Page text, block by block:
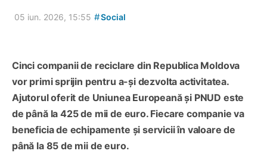
05 iun. 2026, 15:55 #Social
Cinci companii de reciclare din Republica Moldova
vor primi sprijin pentru a-și dezvolta activitatea.
Ajutorul oferit de Uniunea Europeană și PNUD este
de până la 425 de mii de euro. Fiecare companie va
beneficia de echipamente și servicii în valoare de
până la 85 de mii de euro.